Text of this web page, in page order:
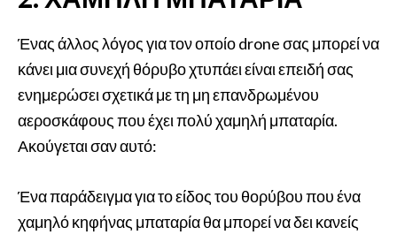
Ένας άλλος λόγος για τον οποίο drone σας μπορεί να
κάνει μια συνεχή θόρυβο χτυπάει είναι επειδή σας
ενημερώσει σχετικά με τη μη επανδρωμένου
αεροσκάφους που έχει πολύ χαμηλή μπαταρία.
Ακούγεται σαν αυτό:
Ένα παράδειγμα για το είδος του θορύβου που ένα
χαμηλό κηφήνας μπαταρία θα μπορεί να δει κανείς